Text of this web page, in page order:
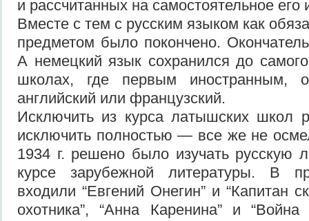
и рассчитанных на самостоятельное его
Вместе с тем с русским языком как
предметом было покончено.
А немецкий язык сохранился до
школах, где первым иностранным,
английский или французский.
Исключить из курса латышских школ
исключить полностью — все же не
1934 г. решено было изучать русскую
курсе зарубежной литературы. В
входили “Евгений Онегин” и “Капитан
охотника”, “Анна Каренина” и